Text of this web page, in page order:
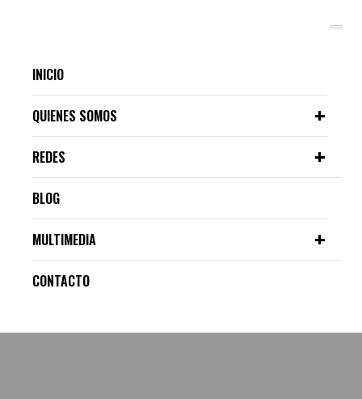
INICIO
QUIENES SOMOS
REDES
BLOG
MULTIMEDIA
CONTACTO